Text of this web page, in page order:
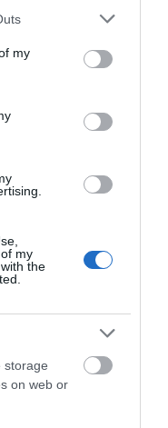
one or more Google
You may click to
third-party tags to
in below Google
my
my
the
storage
on web or